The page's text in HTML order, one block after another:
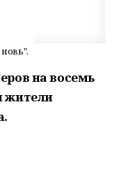
на восемь
жители